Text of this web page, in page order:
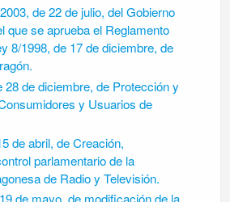
de 22 de julio, del Gobierno
que se aprueba el Reglamento
8/1998, de 17 de diciembre, de
28 de diciembre, de Protección y
y Usuarios de
de abril, de Creación,
parlamentario de la
de Radio y Televisión.